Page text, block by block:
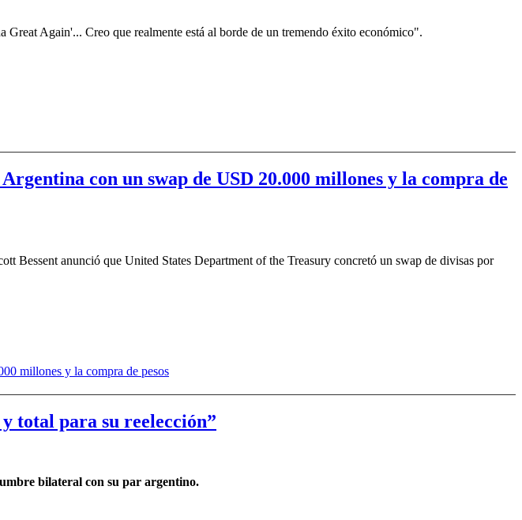
Again'... Creo que realmente está al borde de un tremendo éxito económico".
con un swap de USD 20.000 millones y la compra de
Bessent anunció que United States Department of the Treasury concretó un swap de divisas por
total para su reelección”
bilateral con su par argentino.